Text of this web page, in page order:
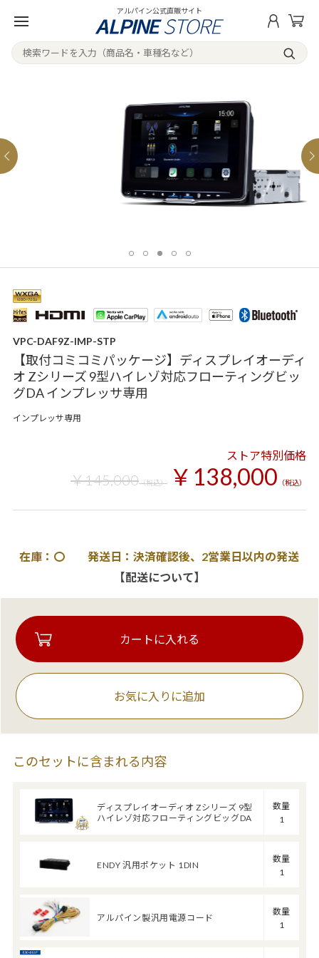
アルパイン公式直販サイト
VPC-DAF9Z-IMP-STP
【取付コミコミパッケージ】ディスプレイオーディ
オ Zシリーズ 9型ハイレゾ対応フローティングビッ
グDA インプレッサ専用
インプレッサ専用
ストア特別価格
￥145,000（税込） ￥138,000 （税込）
在庫：〇 発送日：決済確認後、2営業日以内の発送
【配送について】
お気に入りに追加
このセットに含まれる内容
ディスプレイオーディオ Zシリーズ 9型
ハイレゾ対応フローティングビッグDA
数量
1
ENDY 汎用ポケット 1DIN
数量
1
アルパイン製汎用電源コード
数量
1